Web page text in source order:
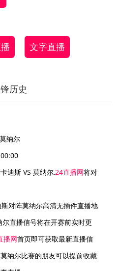
文字直播
历史
纳尔
迪斯 VS 莫纳尔,24直播网将对
对阵莫纳尔高清无插件直播地
直播信号将在开赛前实时更
播网首页即可获取最新直播信
纳尔比赛的朋友可以提前收藏